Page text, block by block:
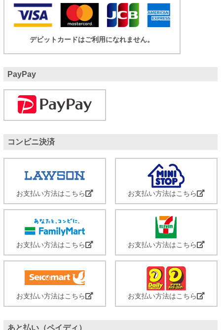
デビットカードはご利用になれません。
PayPay
コンビニ決済
お支払い方法はこちら お支払い方法はこちら
お支払い方法はこちら お支払い方法はこちら
お支払い方法はこちら お支払い方法はこちら
あと払い（ペイディ）